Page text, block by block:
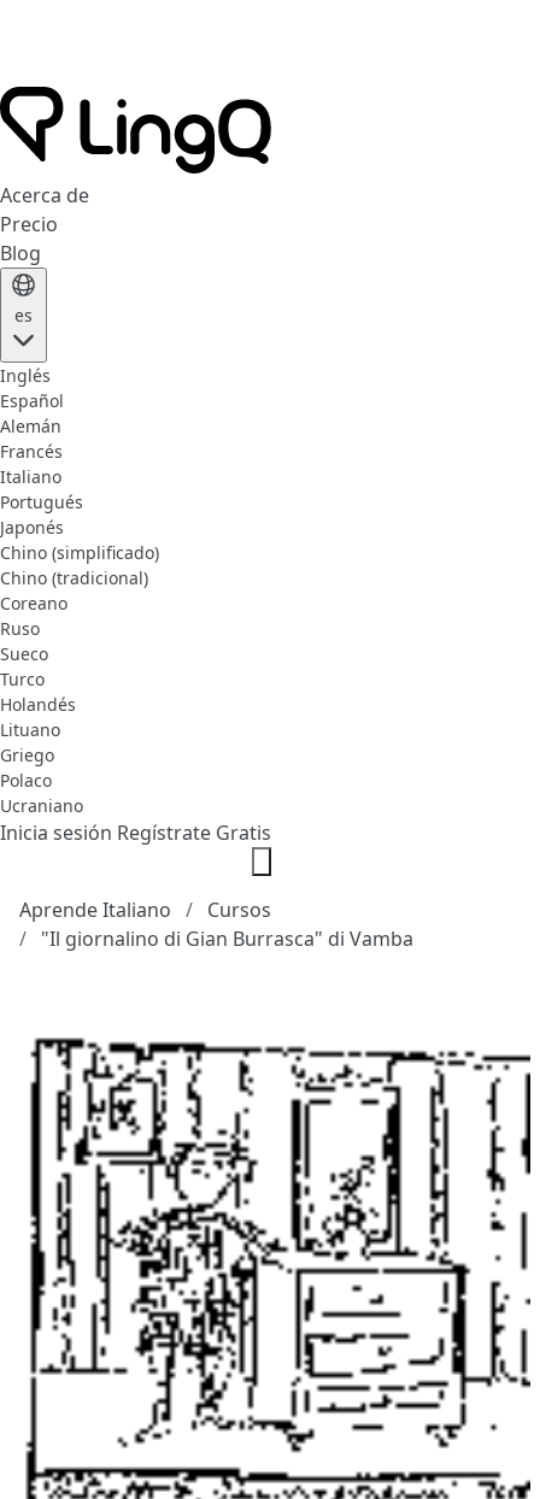
Acerca de
Precio
Blog
es
Inglés
Español
Alemán
Francés
Italiano
Portugués
Japonés
Chino (simplificado)
Chino (tradicional)
Coreano
Ruso
Sueco
Turco
Holandés
Lituano
Griego
Polaco
Ucraniano
Inicia sesión Regístrate Gratis
Aprende Italiano
Cursos
"Il giornalino di Gian Burrasca" di Vamba